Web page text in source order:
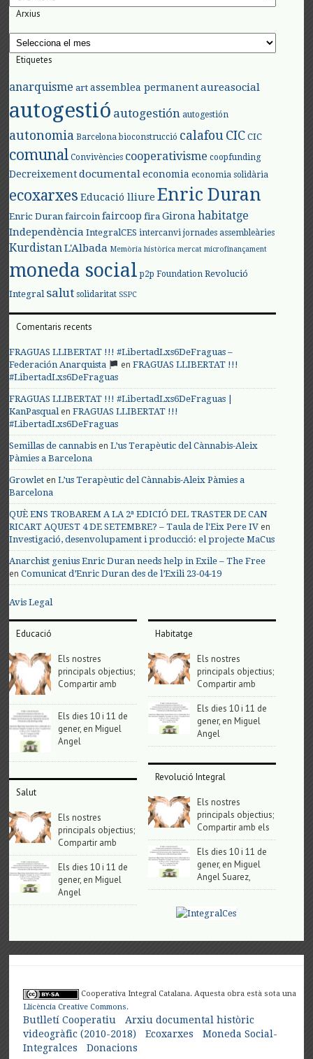
Arxius
Arxius
Etiquetes
anarquisme art assemblea permanent aureasocial
autogestió autogestión autogestión
autonomia Barcelona bioconstrucció calafouCIC CIC
comunal Convivències cooperativisme coopfunding
Decreixement documental economia economia solidària
ecoxarxes Educació lliure Enric Duran
Enric Duran faircoin faircoop fira Girona habitatge
Independència IntegralCES intercanvi jornades assembleàries
KurdistanL'Albada Memòria històrica mercat microfinançament
moneda social p2p Foundation Revolució
Integral salut solidaritat SSPC
Comentaris recents
FRAGUAS LLIBERTAT !!! #LibertadLxs6DeFraguas –
Federación Anarquista
enFRAGUAS LLIBERTAT !!!
#LibertadLxs6DeFraguas
FRAGUAS LLIBERTAT !!! #LibertadLxs6DeFraguas |
KanPasqualenFRAGUAS LLIBERTAT !!!
#LibertadLxs6DeFraguas
Semillas de cannabis enL’us Terapèutic del Cànnabis-Aleix
Pàmies a Barcelona
Growlet enL’us Terapèutic del Cànnabis-Aleix Pàmies a
Barcelona
QUÈ ENS TROBAREM A LA 2ª EDICIÓ DEL TRASTER DE CAN
RICART AQUEST 4 DE SETEMBRE? – Taula de l'Eix Pere IV en
Investigació, desenvolupament i producció: el projecte MaCus
Anarchist genius Enric Duran needs help in Exile – The Free
enComunicat d’Enric Duran des de l’Exili 23-04-19
Avis Legal
Educació
Els nostres
principals objectius;
Compartir amb
Els dies 10 i 11 de
gener, en Miguel
Angel
Salut
Els nostres
principals objectius;
Compartir amb
Els dies 10 i 11 de
gener, en Miguel
Angel
Habitatge
Els nostres
principals objectius;
Compartir amb
Els dies 10 i 11 de
gener, en Miguel
Angel
Revolució Integral
Els nostres
principals objectius;
Compartir amb els
Els dies 10 i 11 de
gener, en Miguel
Angel Suarez,
Cooperativa Integral Catalana. Aquesta obra està sota una
Llicència Creative Commons.
Butlletí Cooperatiu
Arxiu documental històric
videogràfic (2010-2018)
Ecoxarxes
Moneda Social-
Integralces
Donacions